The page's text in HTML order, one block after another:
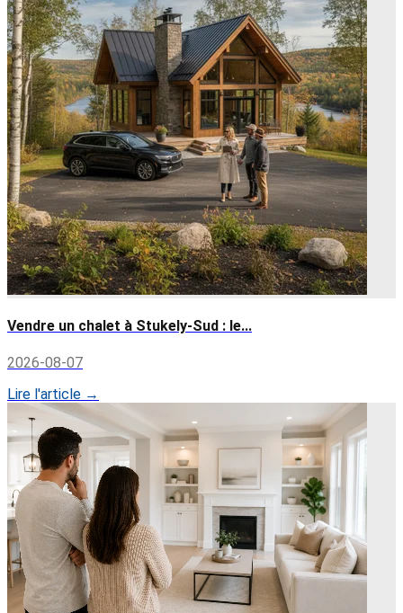
Vendre un chalet à Stukely-Sud : le...
2026-08-07
Lire l'article →